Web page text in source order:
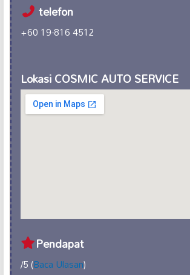
telefon
+60 19-816 4512
Lokasi COSMIC AUTO SERVICE
Pendapat
/5 (Baca Ulasan)